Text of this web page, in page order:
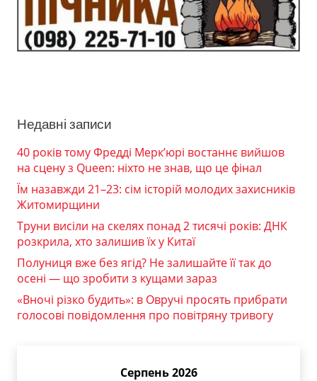
Недавні записи
40 років тому Фредді Мерк’юрі востаннє вийшов
на сцену з Queen: ніхто не знав, що це фінал
Їм назавжди 21–23: сім історій молодих захисників
Житомирщини
Труни висіли на скелях понад 2 тисячі років: ДНК
розкрила, хто залишив їх у Китаї
Полуниця вже без ягід? Не залишайте її так до
осені — що зробити з кущами зараз
«Вночі різко будить»: в Овручі просять прибрати
голосові повідомлення про повітряну тривогу
Серпень 2026